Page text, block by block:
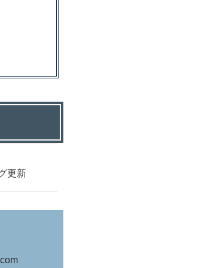
更新